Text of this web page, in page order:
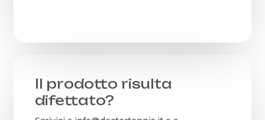
Il prodotto risulta
difettato?